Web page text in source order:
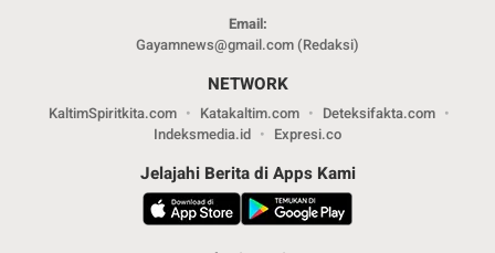
Email:
Gayamnews@gmail.com (Redaksi)
NETWORK
KaltimSpiritkita.com Katakaltim.com
Deteksifakta.com
Indeksmedia.id
Expresi.co
Jelajahi Berita di Apps Kami